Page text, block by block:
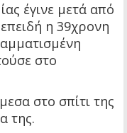
έγινε μετά από
η 39χρονη
στο
στο σπίτι της
της.